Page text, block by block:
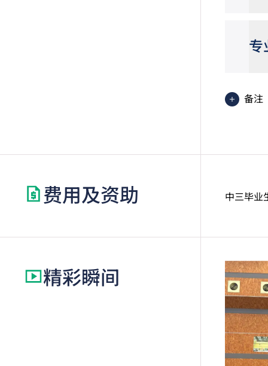
专
备注
费用及资助 中三毕业
精彩瞬间